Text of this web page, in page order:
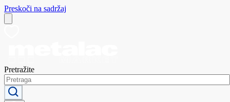
Preskoči na sadržaj
Pretražite